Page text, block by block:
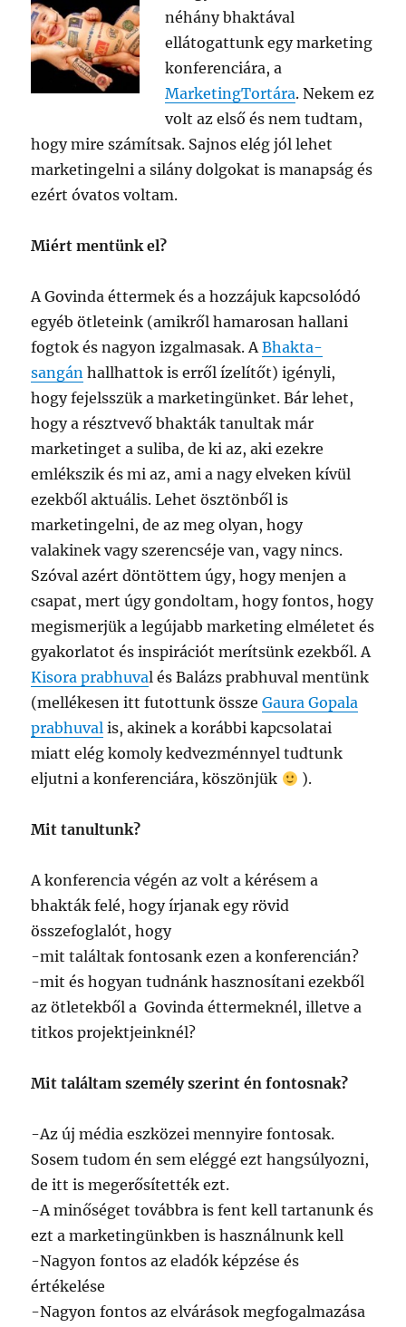
néhány bhaktával
ellátogattunk egy marketing
konferenciára, a
MarketingTortára. Nekem ez
volt az első és nem tudtam,
hogy mire számítsak. Sajnos elég jól lehet
marketingelni a silány dolgokat is manapság és
ezért óvatos voltam.
Miért mentünk el?
A Govinda éttermek és a hozzájuk kapcsolódó
egyéb ötleteink (amikről hamarosan hallani
fogtok és nagyon izgalmasak. ABhakta-
sangán hallhattok is erről ízelítőt) igényli,
hogy fejelsszük a marketingünket. Bár lehet,
hogy a résztvevő bhakták tanultak már
marketinget a suliba, de ki az, aki ezekre
emlékszik és mi az, ami a nagy elveken kívül
ezekből aktuális. Lehet ösztönből is
marketingelni, de az meg olyan, hogy
valakinek vagy szerencséje van, vagy nincs.
Szóval azért döntöttem úgy, hogy menjen a
csapat, mert úgy gondoltam, hogy fontos, hogy
megismerjük a legújabb marketing elméletet és
gyakorlatot és inspirációt merítsünk ezekből. A
Kisora prabhuval és Balázs prabhuval mentünk
(mellékesen itt futottunk összeGaura Gopala
prabhuval is, akinek a korábbi kapcsolatai
miatt elég komoly kedvezménnyel tudtunk
eljutni a konferenciára, köszönjük
).
Mit tanultunk?
A konferencia végén az volt a kérésem a
bhakták felé, hogy írjanak egy rövid
összefoglalót, hogy
-mit találtak fontosank ezen a konferencián?
-mit és hogyan tudnánk hasznosítani ezekből
az ötletekből a Govinda éttermeknél, illetve a
titkos projektjeinknél?
Mit találtam személy szerint én fontosnak?
-Az új média eszközei mennyire fontosak.
Sosem tudom én sem eléggé ezt hangsúlyozni,
de itt is megerősítették ezt.
-A minőséget továbbra is fent kell tartanunk és
ezt a marketingünkben is használnunk kell
-Nagyon fontos az eladók képzése és
értékelése
-Nagyon fontos az elvárások megfogalmazása